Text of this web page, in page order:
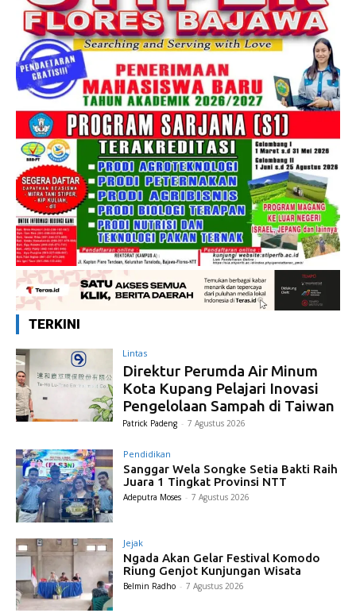
TERKINI
Lintas
Direktur Perumda Air Minum
Kota Kupang Pelajari Inovasi
Pengelolaan Sampah di Taiwan
Patrick Padeng - 7 Agustus 2026
Pendidikan
Sanggar Wela Songke Setia Bakti Raih
Juara 1 Tingkat Provinsi NTT
Adeputra Moses - 7 Agustus 2026
Jejak
Ngada Akan Gelar Festival Komodo
Riung Genjot Kunjungan Wisata
Belmin Radho - 7 Agustus 2026